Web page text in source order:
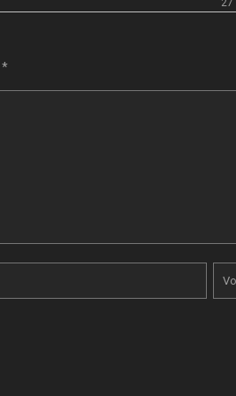
27
*